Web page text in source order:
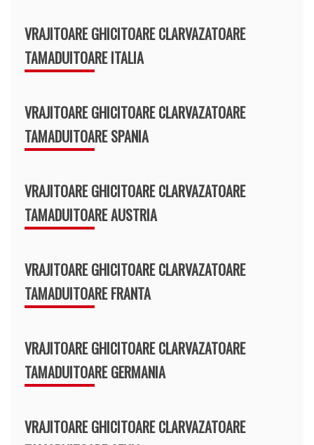
VRAJITOARE GHICITOARE CLARVAZATOARE
TAMADUITOARE ITALIA
VRAJITOARE GHICITOARE CLARVAZATOARE
TAMADUITOARE SPANIA
VRAJITOARE GHICITOARE CLARVAZATOARE
TAMADUITOARE AUSTRIA
VRAJITOARE GHICITOARE CLARVAZATOARE
TAMADUITOARE FRANTA
VRAJITOARE GHICITOARE CLARVAZATOARE
TAMADUITOARE GERMANIA
VRAJITOARE GHICITOARE CLARVAZATOARE